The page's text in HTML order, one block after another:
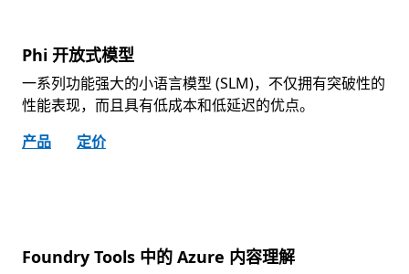
Phi 开放式模型
一系列功能强大的小语言模型 (SLM)，不仅拥有突破性的
性能表现，而且具有低成本和低延迟的优点。
产品
定价
Foundry Tools 中的 Azure 内容理解